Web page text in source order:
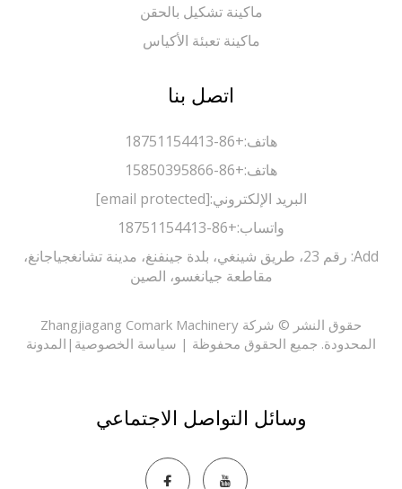
ماكينة تشكيل بالحقن
ماكينة تعبئة الأكياس
اتصل بنا
+86-18751154413
+86-15850395866
البريد الإلكتروني:[email protected]
واتساب:+86-18751154413
Add: رقم 23، طريق شينغي، بلدة جينفنغ، مدينة تشانغجياجانغ،
مقاطعة جيانغسو، الصين
حقوق النشر © شركة Zhangjiagang Comark Machinery
جميع الحقوق محفوظة |سياسة الخصوصية|المدونة
وسائل التواصل الاجتماعي